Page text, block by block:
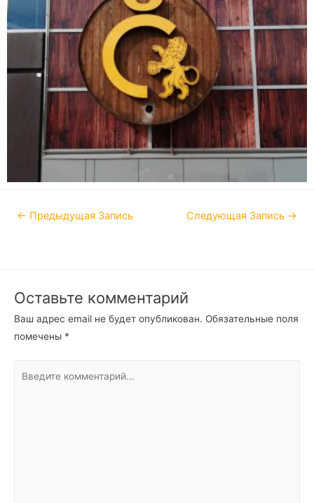
← Предыдущая Запись Следующая Запись →
Оставьте комментарий
Ваш адрес email не будет опубликован. Обязательные поля
помечены *